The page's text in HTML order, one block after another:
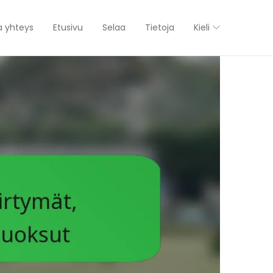
yhteys Etusivu Selaa Tietoja Kieli